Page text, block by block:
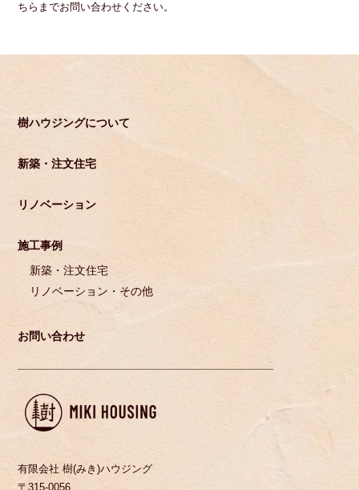
ちらまでお問い合わせください。
樹ハウジングについて
新築・注文住宅
リノベーション
施工事例
新築・注文住宅
リノベーション・その他
お問い合わせ
有限会社 樹(みき)ハウジング
〒315-0056